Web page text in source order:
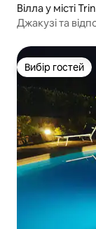
Вілла у місті
Джакузі та
Вибір гостей
Вибір гостей